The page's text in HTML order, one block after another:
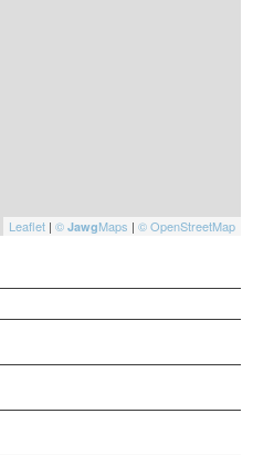
Leaflet | © JawgMaps | © OpenStreetMap